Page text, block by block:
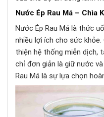
Nước Ép Rau Má – Chìa
Nước Ép Rau Má là thức
nhiều lợi ích cho sức
thiện hệ thống miễn dịch,
chỉ đơn giản là giữ nước
Rau Má là sự lựa chọn